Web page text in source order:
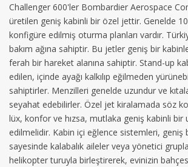
Challenger 600'ler Bombardier Aerospace
üretilen geniş kabinli bir özel jettir. Genelde
konfigüre edilmiş oturma planları vardır.
bakım ağına sahiptir. Bu jetler geniş bir
ferah bir hareket alanına sahiptir. Stand-up
edilen, içinde ayağı kalkılıp eğilmeden
sahiptirler. Menzilleri genelde uzundur ve
seyahat edebilirler. Özel jet kiralamada söz
lüx, konfor ve hızsa, mutlaka geniş kabinli bir
edilmelidir. Kabin içi eğlence sistemleri, geniş
sayesinde kalabalık aileler veya yönetici
helikopter turuyla birleştirerek, evinizin